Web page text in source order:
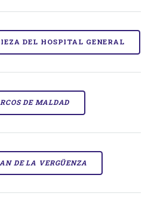
DEL HOSPITAL GENERAL
DE MALDAD
DE LA VERGÜENZA